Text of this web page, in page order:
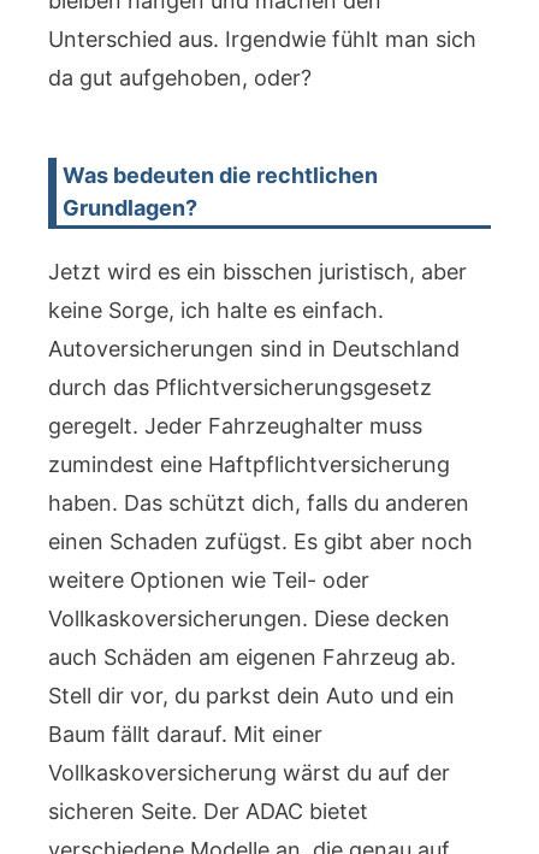
Unterschied aus. Irgendwie fühlt man sich
da gut aufgehoben, oder?
Was bedeuten die rechtlichen
Grundlagen?
Jetzt wird es ein bisschen juristisch, aber
keine Sorge, ich halte es einfach.
Autoversicherungen sind in Deutschland
durch das Pflichtversicherungsgesetz
geregelt. Jeder Fahrzeughalter muss
zumindest eine Haftpflichtversicherung
haben. Das schützt dich, falls du anderen
einen Schaden zufügst. Es gibt aber noch
weitere Optionen wie Teil- oder
Vollkaskoversicherungen. Diese decken
auch Schäden am eigenen Fahrzeug ab.
Stell dir vor, du parkst dein Auto und ein
Baum fällt darauf. Mit einer
Vollkaskoversicherung wärst du auf der
sicheren Seite. Der ADAC bietet